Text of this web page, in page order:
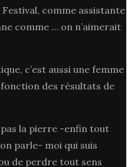
comme assistante
comme … on n’aimerait
c’est aussi une femme
des résultats de
la pierre -enfin tout
parle- moi qui suis
de perdre tout sens